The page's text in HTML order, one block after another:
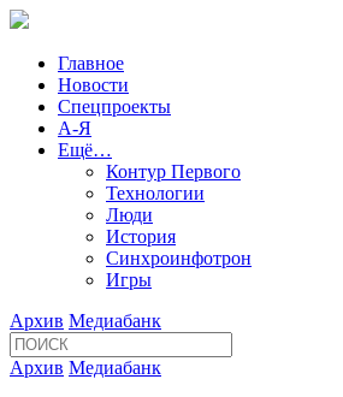
Главное
Новости
Спецпроекты
А-Я
Ещё…
Контур Первого
Технологии
Люди
История
Синхроинфотрон
Игры
Архив Медиабанк
Архив Медиабанк